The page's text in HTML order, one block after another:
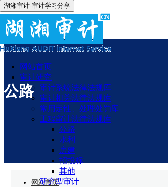
湖湘审计-审计学习分享
网站首页
审计研究
审计系统法律法规库
审计相关法律法规库
常用定性、处理处罚库
工程审计法律法规库
公路
水利
房建
招投标
其他
研究型审计
公路
网站首页